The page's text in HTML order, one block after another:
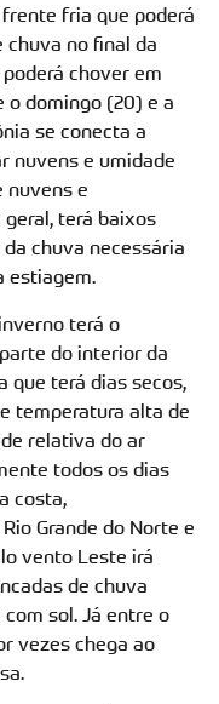
fria que poderá
no final da
chover em
o domingo (20) e a
se conecta a
nuvens e umidade
nuvens e
terá baixos
chuva necessária
estiagem.
terá o
do interior da
que terá dias secos,
temperatura alta de
relativa do ar
todos os dias
costa,
Grande do Norte e
vento Leste irá
de chuva
sol. Já entre o
vezes chega ao